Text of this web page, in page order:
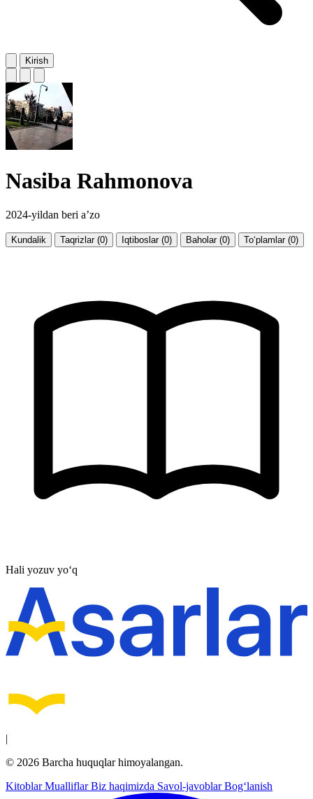
Kirish
Nasiba Rahmonova
2024-yildan beri a’zo
Kundalik Taqrizlar (0) Iqtiboslar (0) Baholar (0) To‘plamlar (0)
Hali yozuv yo‘q
|
© 2026 Barcha huquqlar himoyalangan.
KitoblarMualliflarBiz haqimizda Savol-javoblarBog‘lanish